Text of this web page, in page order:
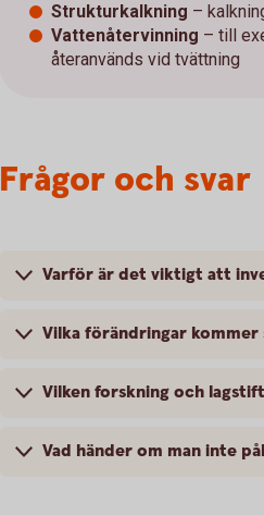
Strukturkalkning –
Vattenåtervinning – till
återanvänds vid tvättning
Frågor och svar
Varför är det viktigt att
Vilka förändringar
Vilken forskning och
Vad händer om man inte